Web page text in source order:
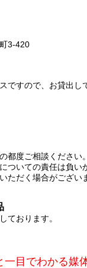
3-420
ですので、お貸出し
都度ご相談ください。
ついての責任は負い
ただく場合がござい
ております。
目でわかる媒